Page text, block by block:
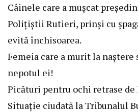
Câinele care a mușcat
Polițiștii Rutieri, prinși cu
evită închisoarea.
Femeia care a murit la
nepotul ei!
Picături pentru ochi retrase de
Situație ciudată la Tribunalul